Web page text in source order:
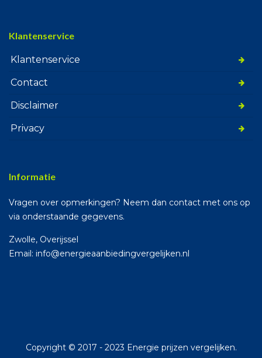
Klantenservice
Klantenservice
Contact
Disclaimer
Privacy
Informatie
Vragen over opmerkingen? Neem dan contact met ons op
via onderstaande gegevens.
Zwolle, Overijssel
Email: info@energieaanbiedingvergelijken.nl
Copyright © 2017 - 2023 Energie prijzen vergelijken.